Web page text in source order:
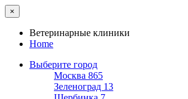
×
Ветеринарные клиники
Home
Выберите город
Москва 865
Зеленоград 13